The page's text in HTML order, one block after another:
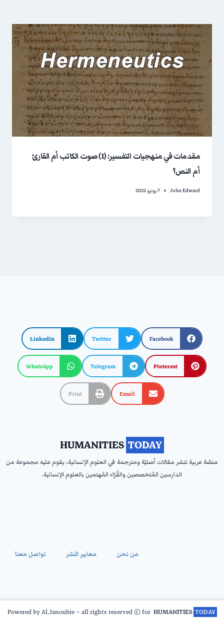
مقدمات في منهجيات التفسير: (1) صوت الكاتب أم القارئ
أم النص؟
John Edward 7 يونيو 2022
Facebook
Twitter
LinkedIn
Pinterest
Telegram
WhatsApp
Email
Print
HUMANITIES ‎ TODAY ‎
منصّة عربية تنشر مقالات أصليّة ومترجمة في العلوم الإنسانية، يقوم عليه مجموعة من
الدارسين المُتخصصين والقُرّاء المُهتمين بالعلوم الإنسانية.
من نحن معايير النشر تواصل معنا
Powered by Al.Janoubie – all rights reserved © for HUMANITIES ‎ TODAY ‎